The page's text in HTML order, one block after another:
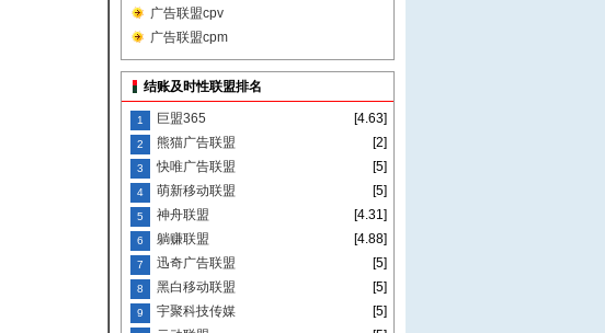
广告联盟cpv
广告联盟cpm
结账及时性联盟排名
[4.63]
1
巨盟365
[2]
2
熊猫广告联盟
[5]
3
快唯广告联盟
[5]
4
萌新移动联盟
[4.31]
5
神舟联盟
[4.88]
6
躺赚联盟
[5]
7
迅奇广告联盟
[5]
8
黑白移动联盟
[5]
9
宇聚科技传媒